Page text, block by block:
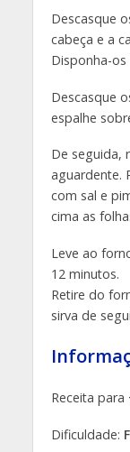
Descasque
cabeça e a
Disponha-os
Descasque
espalhe
De seguida,
aguardente.
com sal e
cima as
Leve ao
12 minutos.
Retire do
sirva de
Receita para
Dificuldade: